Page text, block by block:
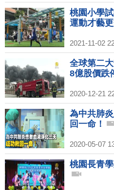
桃園小學
運動才藝
2021-11-02
全球第二
8億股價跌
2020-12-21
為中共肺
回一命！
2020-05-07
桃園長青